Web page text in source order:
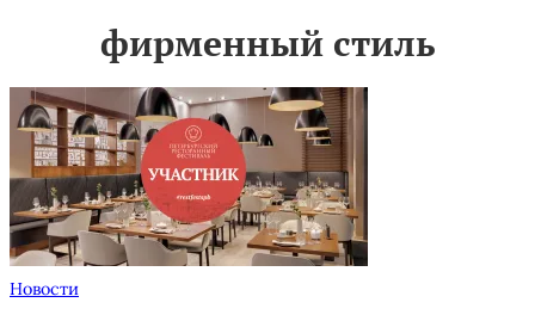
фирменный стиль
Новости